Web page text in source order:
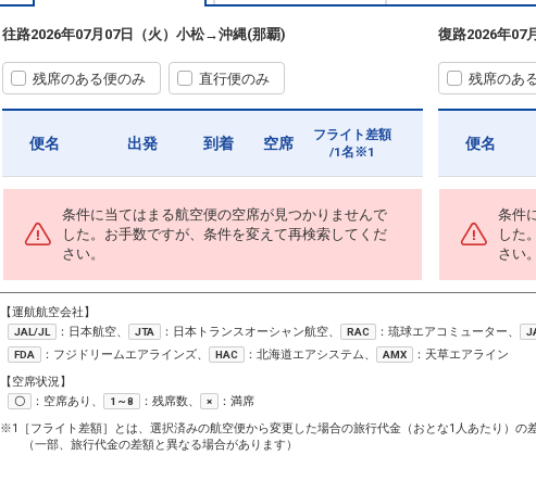
往路2026年07月07日（火） 小松→沖縄(那覇)
残席のある便のみ 直行便のみ
便名 出発 到着 空席
フライト差額
/1名※1
条件に当てはまる航空便の空席が見つかりませんで
した。お手数ですが、条件を変えて再検索してくだ
さい。
復路2026年07
残席のあ
便名
条件
した
さい。
【運航航空会社】
JAL/JL ：日本航空、 JTA ：日本トランスオーシャン航空、 RAC ：琉球エアコミューター、
FDA ：フジドリームエアラインズ、 HAC ：北海道エアシステム、 AMX
：天草エアライン
【空席状況】
〇 ：空席あり、 1～8 ：残席数、 ×
：満席
※1［フライト差額］とは、選択済みの航空便から変更した場合の旅行代金（おとな1人あたり）の
（一部、旅行代金の差額と異なる場合があります）